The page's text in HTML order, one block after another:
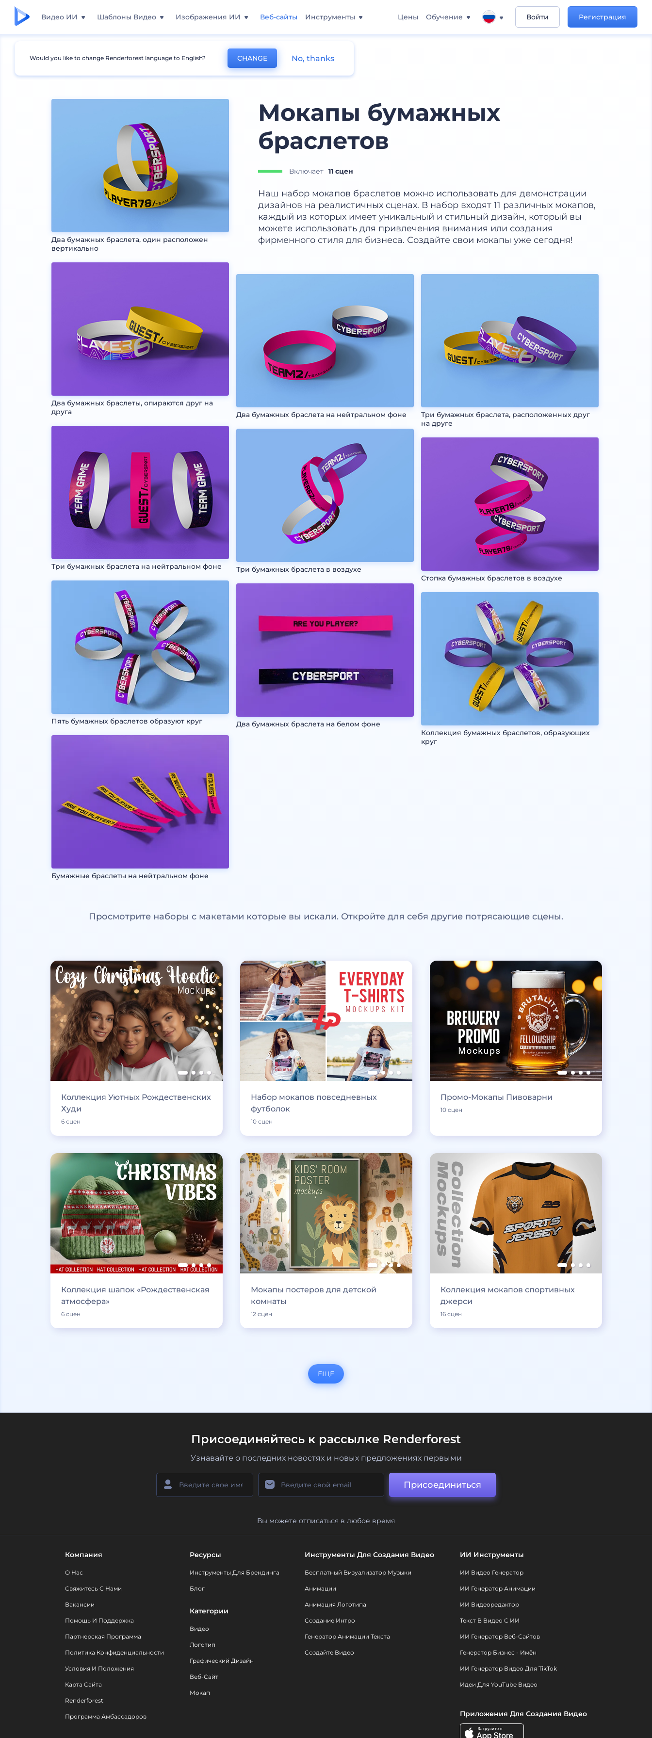
Видео ИИ Шаблоны Видео Изображения ИИ Веб-сайты Инструменты Цены Обучение Войти Регистрация
Мокапы Товары Мокапы браслетов
Два бумажных браслета, один расположен
вертикально
Два бумажных браслеты, опираются друг на
друга
Три бумажных браслета на нейтральном фоне
Пять бумажных браслетов образуют круг
Бумажные браслеты на нейтральном фоне
Мокапы бумажных
браслетов
Включает 11 сцен
Наш набор мокапов браслетов можно использовать для демонстрации
дизайнов на реалистичных сценах. В набор входят 11 различных мокапов,
каждый из которых имеет уникальный и стильный дизайн, который вы
можете использовать для привлечения внимания или создания
фирменного стиля для бизнеса. Создайте свои мокапы уже сегодня!
Два бумажных браслета на нейтральном фоне
Три бумажных браслета в воздухе
Два бумажных браслета на белом фоне
Три бумажных браслета, расположенных друг
на друге
Стопка бумажных браслетов в воздухе
Коллекция бумажных браслетов, образующих
круг
Просмотрите наборы с макетами которые вы искали. Откройте для себя другие потрясающие сцены.
Коллекция Уютных Рождественских
Худи
6 сцен
Набор мокапов повседневных
футболок
10 сцен
Промо-Мокапы Пивоварни
10 сцен
Коллекция шапок «Рождественская
атмосфера»
6 сцен
Мокапы постеров для детской
комнаты
12 сцен
Коллекция мокапов спортивных
джерси
16 сцен
ЕЩЕ
Присоединяйтесь к рассылке Renderforest
Узнавайте о последних новостях и новых предложениях первыми
Присоединиться
Вы можете отписаться в любое время
Компания
О Нас
Свяжитесь С Нами
Вакансии
Помощь И Поддержка
Партнерская Программа
Политика Конфиденциальности
Условия И Положения
Карта Сайта
Renderforest
Программа Амбассадоров
Ресурсы
Инструменты Для Брендинга
Блог
Категории
Видео
Логотип
Графический Дизайн
Веб-Сайт
Мокап
Инструменты Для Создания Видео
Бесплатный Визуализатор Музыки
Анимации
Анимация Логотипа
Создание Интро
Генератор Анимации Текста
Создайте Видео
ИИ Инструменты
ИИ Видео Генератор
ИИ Генератор Анимации
ИИ Видеоредактор
Текст В Видео С ИИ
ИИ Генератор Веб-Сайтов
Генератор Бизнес - Имён
ИИ Генератор Видео Для TikTok
Идеи Для YouTube Видео
Приложения Для Создания Видео
Would you like to change Renderforest language to English? CHANGE No, thanks